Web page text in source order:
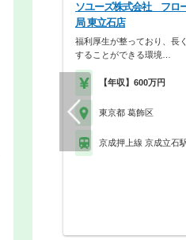
ソユーズ株式会社 フロ
局 東立石店
福利厚生が整っており、長
することができる環境…
【年収】600万円
東京都 葛飾区
京成押上線 京成立石